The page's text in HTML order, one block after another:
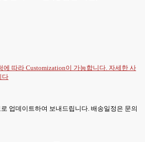
에 따라 Customization이 가능합니다. 자세한 사
다
업데이트하여 보내드립니다. 배송일정은 문의